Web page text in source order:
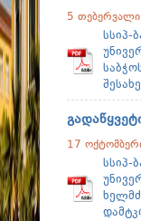
5
სსიპ-
17
სსიპ-